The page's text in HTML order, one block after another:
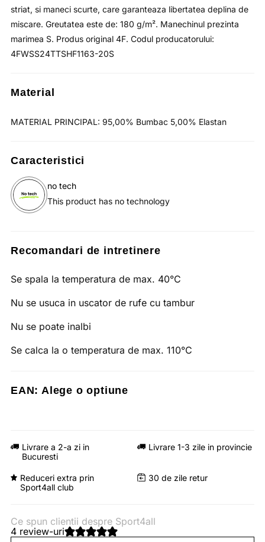
striat, si maneci scurte, care garanteaza libertatea deplina de
miscare. Greutatea este de: 180 g/m². Manechinul prezinta
marimea S. Produs original 4F. Codul producatorului:
4FWSS24TTSHF1163-20S
Material
MATERIAL PRINCIPAL: 95,00% Bumbac 5,00% Elastan
Caracteristici
no tech
This product has no technology
Recomandari de intretinere
Se spala la temperatura de max. 40°C
Nu se usuca in uscator de rufe cu tambur
Nu se poate inalbi
Se calca la o temperatura de max. 110°C
EAN: Alege o optiune
Livrare a 2-a zi in
Bucuresti
Livrare 1-3 zile in provincie
Reduceri extra prin
Sport4all club
30 de zile retur
Ce spun clientii despre Sport4all
4 review-uri